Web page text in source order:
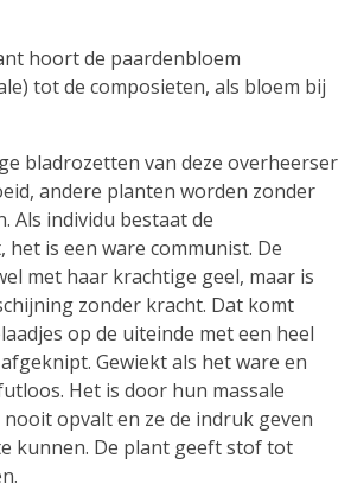
hoort de paardenbloem
tot de composieten, als bloem bij
bladrozetten van deze overheerser
andere planten worden zonder
Als individu bestaat de
is een ware communist. De
met haar krachtige geel, maar is
zonder kracht. Dat komt
op de uiteinde met een heel
Gewiekt als het ware en
Het is door hun massale
opvalt en ze de indruk geven
kunnen. De plant geeft stof tot